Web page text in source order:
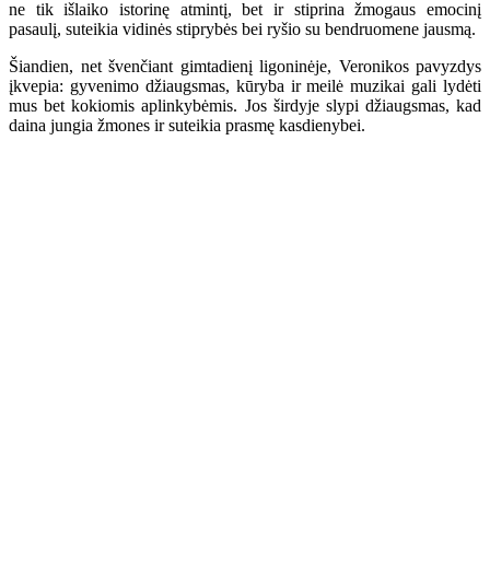
ne tik išlaiko istorinę atmintį, bet ir stiprina žmogaus emocinį
pasaulį, suteikia vidinės stiprybės bei ryšio su bendruomene jausmą.
Šiandien, net švenčiant gimtadienį ligoninėje, Veronikos pavyzdys
įkvepia: gyvenimo džiaugsmas, kūryba ir meilė muzikai gali lydėti
mus bet kokiomis aplinkybėmis. Jos širdyje slypi džiaugsmas, kad
daina jungia žmones ir suteikia prasmę kasdienybei.